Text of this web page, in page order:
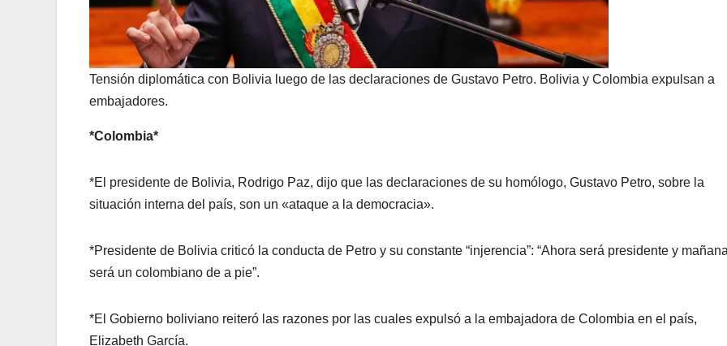
Tensión diplomática con Bolivia luego de las declaraciones de Gustavo Petro. Bolivia y Colombia expulsan a
embajadores.
*Colombia*
*El presidente de Bolivia, Rodrigo Paz, dijo que las declaraciones de su homólogo, Gustavo Petro, sobre la
situación interna del país, son un «ataque a la democracia».
*Presidente de Bolivia criticó la conducta de Petro y su constante “injerencia”: “Ahora será presidente y
será un colombiano de a pie”.
*El Gobierno boliviano reiteró las razones por las cuales expulsó a la embajadora de Colombia en el país,
Elizabeth García.